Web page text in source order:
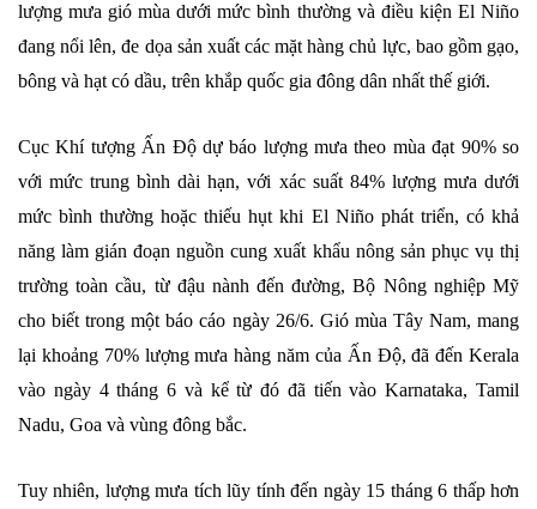
lượng mưa gió mùa dưới mức bình thường và điều kiện El Niño
đang nổi lên, đe dọa sản xuất các mặt hàng chủ lực, bao gồm gạo,
bông và hạt có dầu, trên khắp quốc gia đông dân nhất thế giới.
Cục Khí tượng Ấn Độ dự báo lượng mưa theo mùa đạt 90% so
với mức trung bình dài hạn, với xác suất 84% lượng mưa dưới
mức bình thường hoặc thiếu hụt khi El Niño phát triển, có khả
năng làm gián đoạn nguồn cung xuất khẩu nông sản phục vụ thị
trường toàn cầu, từ đậu nành đến đường, Bộ Nông nghiệp Mỹ
cho biết trong một báo cáo ngày 26/6. Gió mùa Tây Nam, mang
lại khoảng 70% lượng mưa hàng năm của Ấn Độ, đã đến Kerala
vào ngày 4 tháng 6 và kể từ đó đã tiến vào Karnataka, Tamil
Nadu, Goa và vùng đông bắc.
Tuy nhiên, lượng mưa tích lũy tính đến ngày 15 tháng 6 thấp hơn